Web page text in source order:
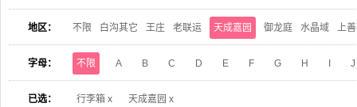
地区： 不限 白沟其它 王庄 老联运 天成嘉园 御龙庭 水晶域 上
字母： 不限 A B C D E F G H J
已选： 行李箱 x 天成嘉园 x